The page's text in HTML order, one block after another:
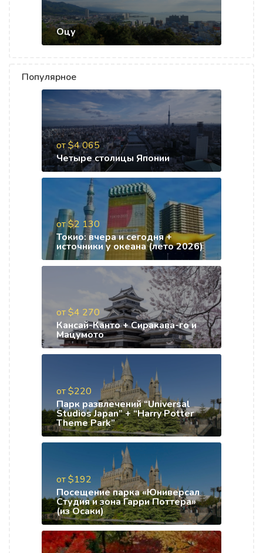
Оцу
Популярное
от $4 065
Четыре столицы Японии
от $2 130
Токио: вчера и сегодня +
источники у океана (лето 2026)
от $4 270
Кансай-Канто + Сиракава-го и
Мацумото
от $220
Парк развлечений “Universal
Studios Japan” + “Harry Potter
Theme Park”
от $192
Посещение парка «Юниверсал
Студия и зона Гарри Поттера»
(из Осаки)